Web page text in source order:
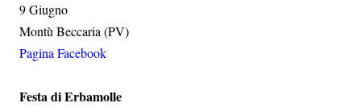
9 Giugno
Montù Beccaria (PV)
Pagina Facebook
Festa di Erbamolle